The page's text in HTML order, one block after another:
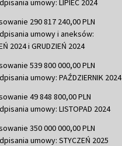
umowy: LIPIEC 2024
290 817 240,00 PLN
umowy i aneksów:
2024 i GRUDZIEŃ 2024
539 800 000,00 PLN
umowy: PAŹDZIERNIK 2024
49 848 800,00 PLN
umowy: LISTOPAD 2024
350 000 000,00 PLN
umowy: STYCZEŃ 2025